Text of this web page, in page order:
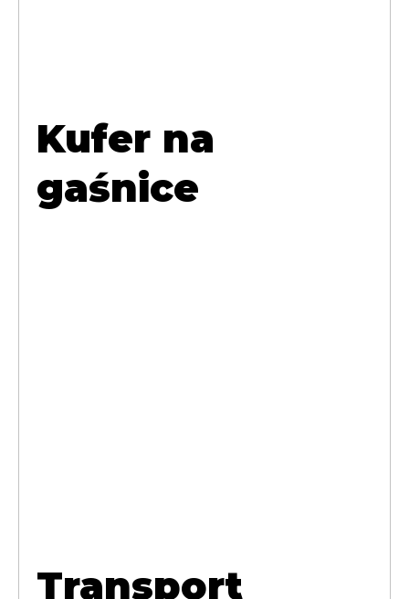
Kufer na
gaśnice
Transport